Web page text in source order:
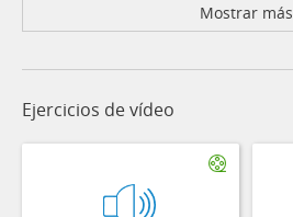
Mostrar más
Ejercicios de vídeo